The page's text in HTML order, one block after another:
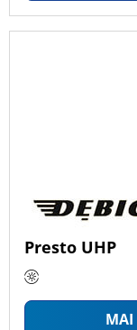
Presto UHP
MAI